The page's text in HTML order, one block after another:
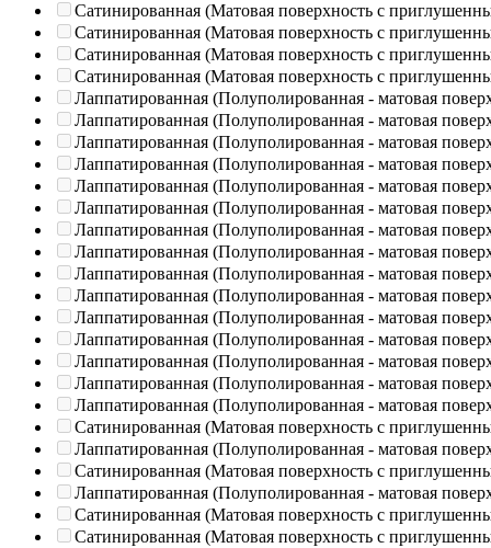
Сатинированная (Матовая поверхность с
Сатинированная (Матовая поверхность с
Сатинированная (Матовая поверхность с
Сатинированная (Матовая поверхность с
Лаппатированная (Полуполированная - матовая
Лаппатированная (Полуполированная - матовая
Лаппатированная (Полуполированная - матовая
Лаппатированная (Полуполированная - матовая
Лаппатированная (Полуполированная - матовая
Лаппатированная (Полуполированная - матовая
Лаппатированная (Полуполированная - матовая
Лаппатированная (Полуполированная - матовая
Лаппатированная (Полуполированная - матовая
Лаппатированная (Полуполированная - матовая
Лаппатированная (Полуполированная - матовая
Лаппатированная (Полуполированная - матовая
Лаппатированная (Полуполированная - матовая
Лаппатированная (Полуполированная - матовая
Лаппатированная (Полуполированная - матовая
Сатинированная (Матовая поверхность с
Лаппатированная (Полуполированная - матовая
Сатинированная (Матовая поверхность с
Лаппатированная (Полуполированная - матовая
Сатинированная (Матовая поверхность с
Сатинированная (Матовая поверхность с